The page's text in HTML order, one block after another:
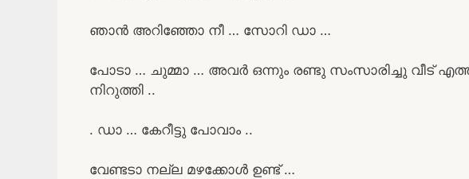
ഞാൻ അറിഞ്ഞോ നീ … സോറി ഡാ …
പോടാ … ചുമ്മാ … അവർ ഒന്നും രണ്ടു സംസാരിച്ചു വീട്
നിറുത്തി ..
. ഡാ … കേറീട്ടു പോവാം ..
വേണ്ടടാ നല്ല മഴക്കോൾ ഉണ്ട് …